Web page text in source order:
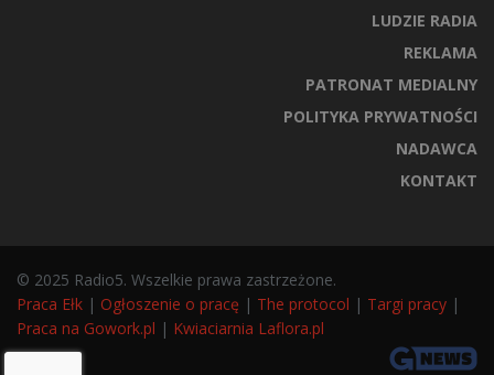
LUDZIE RADIA
REKLAMA
PATRONAT MEDIALNY
POLITYKA PRYWATNOŚCI
NADAWCA
KONTAKT
© 2025 Radio5. Wszelkie prawa zastrzeżone.
Praca Ełk | Ogłoszenie o pracę | The protocol | Targi pracy |
Praca na Gowork.pl | Kwiaciarnia Laflora.pl